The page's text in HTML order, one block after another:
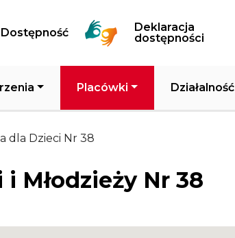
Dostępność
Deklaracja
dostępności
Placówki Działalność
dla Dzieci Nr 38
Młodzieży Nr 38